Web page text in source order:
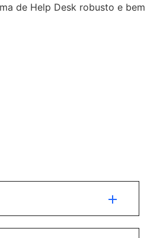
de Help Desk robusto e bem